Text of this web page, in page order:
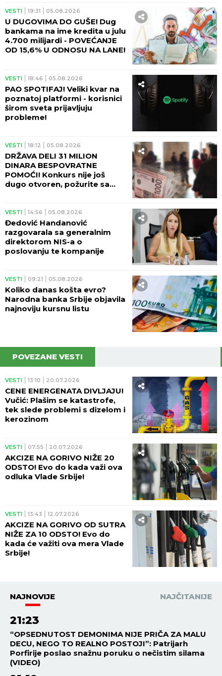
VESTI 19:31 05.08.2026
U DUGOVIMA DO GUŠE! Dug
bankama na ime kredita u julu
4.700 milijardi - POVEĆANJE
OD 15,6% U ODNOSU NA LANE!
VESTI 18:46 05.08.2026
PAO SPOTIFAJ! Veliki kvar na
poznatoj platformi - korisnici
širom sveta prijavljuju
probleme!
VESTI 18:12 05.08.2026
DRŽAVA DELI 31 MILION
DINARA BESPOVRATNE
POMOĆI! Konkurs nije još
dugo otvoren, požurite sa
VESTI 14:56 05.08.2026
Đedović Handanović
razgovarala sa generalnim
direktorom NIS-a o
poslovanju te kompanije
VESTI 09:21 05.08.2026
Koliko danas košta evro?
Narodna banka Srbije objavila
najnoviju kursnu listu
POVEZANE VESTI
VESTI 13:10 20.07.2026
CENE ENERGENATA DIVLJAJU!
Vučić: Plašim se katastrofe,
tek slede problemi s dizelom i
kerozinom
VESTI 07:55 20.07.2026
AKCIZE NA GORIVO NIŽE 20
ODSTO! Evo do kada važi ova
odluka Vlade Srbije!
VESTI 13:43 12.07.2026
AKCIZE NA GORIVO OD SUTRA
NIŽE ZA 10 ODSTO! Evo do
kada će važiti ova mera Vlade
Srbije!
NAJNOVIJE NAJČITANIJE
21:23
“OPSEDNUTOST DEMONIMA NIJE PRIČA ZA MALU
DECU, NEGO TO REALNO POSTOJI”: Patrijarh
Porfirije poslao snažnu poruku o nečistim silama
(VIDEO)